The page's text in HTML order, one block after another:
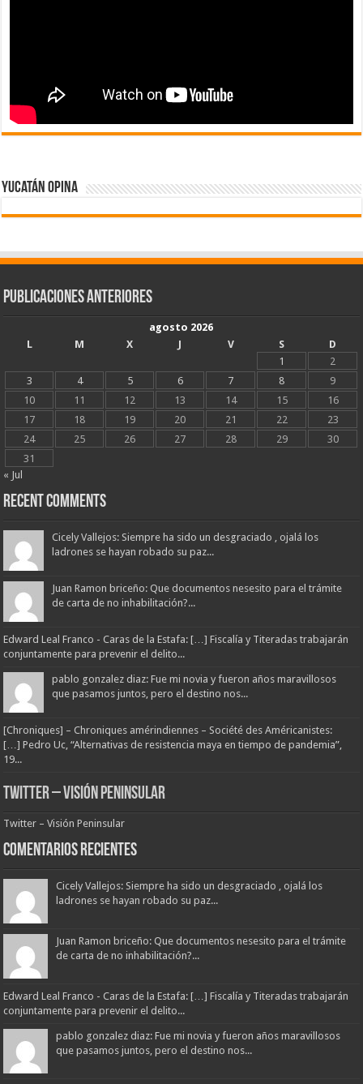
Yucatán Opina
Publicaciones Anteriores
agosto 2026
L
M X J V S
D
1
2
3
4 5 6 7 8
9
10
11 12 13 14 15
16
17
18 19 20 21 22
23
24
25 26 27 28 29
30
31
« Jul
Recent Comments
Cicely Vallejos: Siempre ha sido un desgraciado , ojalá los
ladrones se hayan robado su paz...
Juan Ramon briceño: Que documentos nesesito para el trámite
de carta de no inhabilitación?...
Edward Leal Franco - Caras de la Estafa: […] Fiscalía y Titeradas trabajarán
conjuntamente para prevenir el delito...
pablo gonzalez diaz: Fue mi novia y fueron años maravillosos
que pasamos juntos, pero el destino nos...
[Chroniques] – Chroniques amérindiennes – Société des Américanistes:
[…] Pedro Uc, “Alternativas de resistencia maya en tiempo de pandemia”,
19...
Twitter – Visión Peninsular
Twitter – Visión Peninsular
Comentarios Recientes
Cicely Vallejos: Siempre ha sido un desgraciado , ojalá los
ladrones se hayan robado su paz...
Juan Ramon briceño: Que documentos nesesito para el trámite
de carta de no inhabilitación?...
Edward Leal Franco - Caras de la Estafa: […] Fiscalía y Titeradas trabajarán
conjuntamente para prevenir el delito...
pablo gonzalez diaz: Fue mi novia y fueron años maravillosos
que pasamos juntos, pero el destino nos...